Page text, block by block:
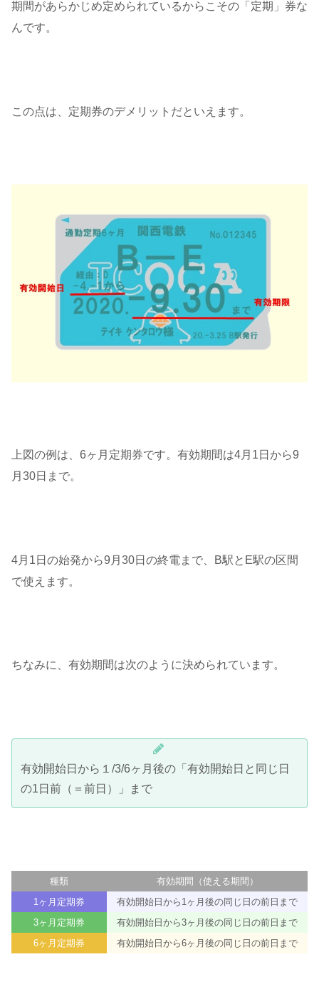
期間があらかじめ定められているからこその「定期」券な
んです。
この点は、定期券のデメリットだといえます。
上図の例は、6ヶ月定期券です。有効期間は4月1日から9
月30日まで。
4月1日の始発から9月30日の終電まで、B駅とE駅の区間
で使えます。
ちなみに、有効期間は次のように決められています。
有効開始日から１/3/6ヶ月後の「有効開始日と同じ日
の1日前（＝前日）」まで
種類
有効期間（使える期間）
1ヶ月定期券
有効開始日から1ヶ月後の同じ日の前日まで
3ヶ月定期券
有効開始日から3ヶ月後の同じ日の前日まで
6ヶ月定期券
有効開始日から6ヶ月後の同じ日の前日まで